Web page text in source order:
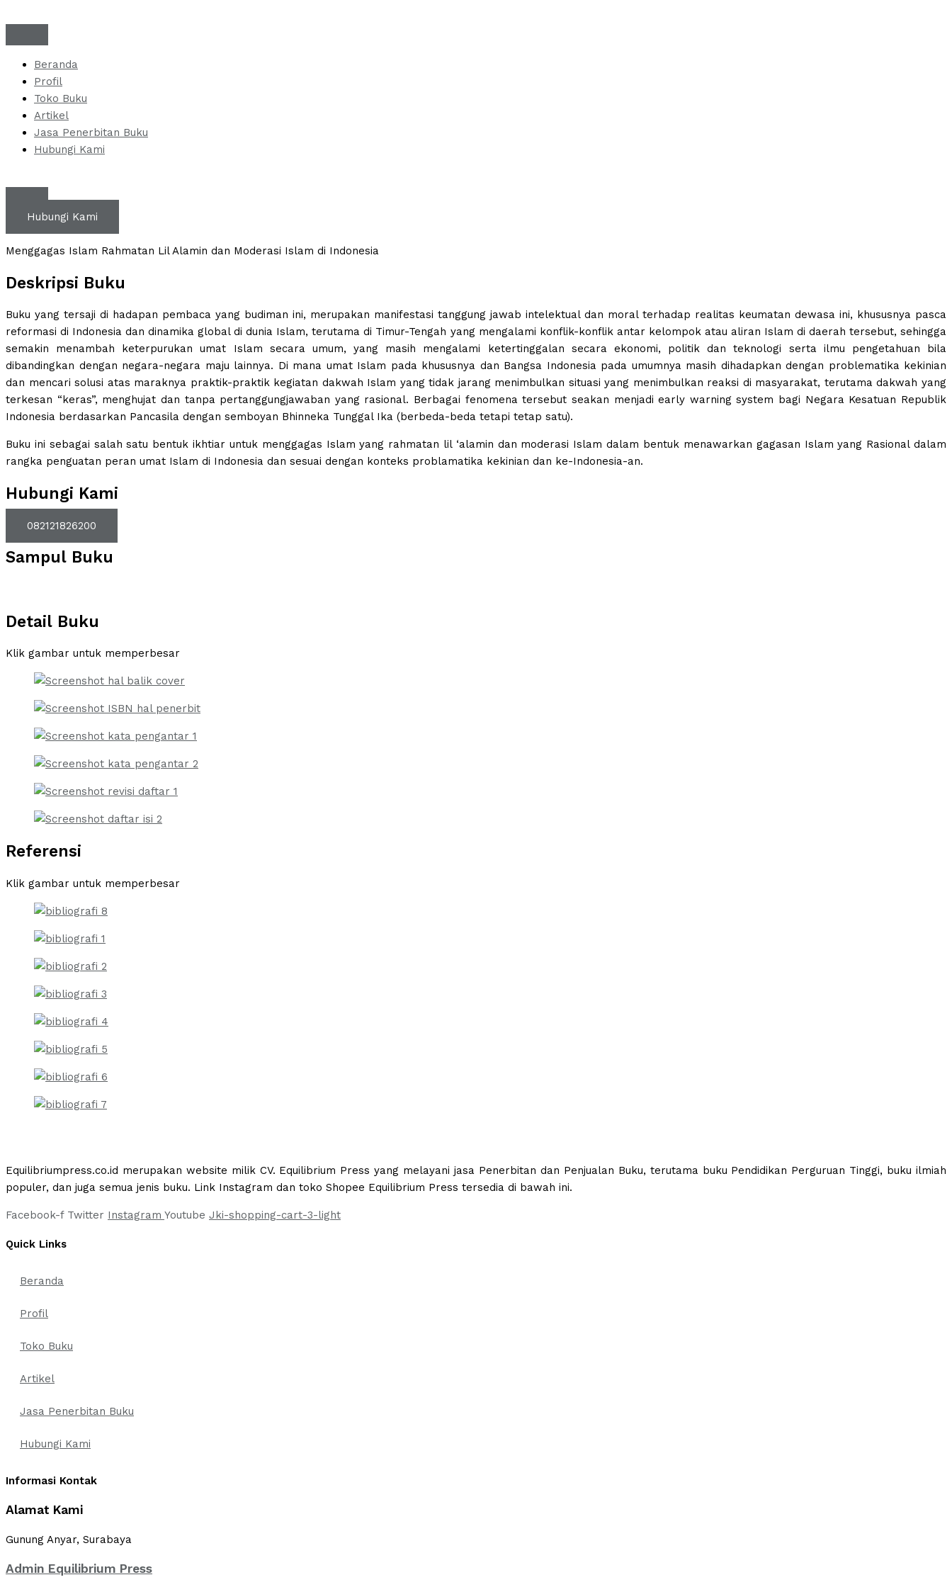
to
Beranda
Profil
Toko Buku
Artikel
Jasa Penerbitan Buku
Hubungi Kami
Hubungi Kami
Menggagas Islam Rahmatan Lil Alamin dan Moderasi Islam di Indonesia
Deskripsi Buku
Buku yang tersaji di hadapan pembaca yang budiman ini, merupakan manifestasi tanggung jawab intelektual dan moral terhadap realitas keumatan dewasa ini, khususnya pasca
reformasi di Indonesia dan dinamika global di dunia Islam, terutama di Timur-Tengah yang mengalami konflik-konflik antar kelompok atau aliran Islam di daerah tersebut, sehingga
semakin menambah keterpurukan umat Islam secara umum, yang masih mengalami ketertinggalan secara ekonomi, politik dan teknologi serta ilmu pengetahuan bila
dibandingkan dengan negara-negara maju lainnya. Di mana umat Islam pada khususnya dan Bangsa Indonesia pada umumnya masih dihadapkan dengan problematika kekinian
dan mencari solusi atas maraknya praktik-praktik kegiatan dakwah Islam yang tidak jarang menimbulkan situasi yang menimbulkan reaksi di masyarakat, terutama dakwah yang
terkesan “keras”, menghujat dan tanpa pertanggungjawaban yang rasional. Berbagai fenomena tersebut seakan menjadi early warning system bagi Negara Kesatuan Republik
Indonesia berdasarkan Pancasila dengan semboyan Bhinneka Tunggal Ika (berbeda-beda tetapi tetap satu).
Buku ini sebagai salah satu bentuk ikhtiar untuk menggagas Islam yang rahmatan lil ‘alamin dan moderasi Islam dalam bentuk menawarkan gagasan Islam yang Rasional dalam
rangka penguatan peran umat Islam di Indonesia dan sesuai dengan konteks problamatika kekinian dan ke-Indonesia-an.
Hubungi Kami
082121826200
Sampul Buku
Detail Buku
Klik gambar untuk memperbesar
Referensi
Klik gambar untuk memperbesar
Equilibriumpress.co.id merupakan website milik CV. Equilibrium Press yang melayani jasa Penerbitan dan Penjualan Buku, terutama buku Pendidikan Perguruan Tinggi, buku ilmiah
populer, dan juga semua jenis buku. Link Instagram dan toko Shopee Equilibrium Press tersedia di bawah ini.
Facebook-f Twitter Instagram Youtube Jki-shopping-cart-3-light
Quick Links
Beranda
Profil
Toko Buku
Artikel
Jasa Penerbitan Buku
Hubungi Kami
Informasi Kontak
Alamat Kami
Gunung Anyar, Surabaya
Admin Equilibrium Press